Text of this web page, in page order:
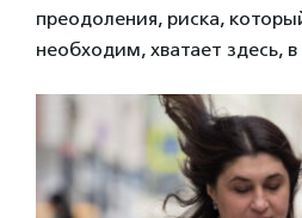
преодоления, риска,
необходим, хватает здесь,